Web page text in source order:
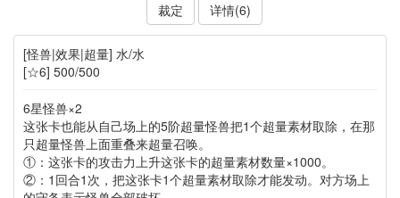
裁定
详情(6)
[怪兽|效果|超量] 水/水
[☆6] 500/500
6星怪兽×2
这张卡也能从自己场上的5阶超量怪兽把1个超量素材取除，在那
只超量怪兽上面重叠来超量召唤。
①：这张卡的攻击力上升这张卡的超量素材数量×1000。
②：1回合1次，把这张卡1个超量素材取除才能发动。对方场上